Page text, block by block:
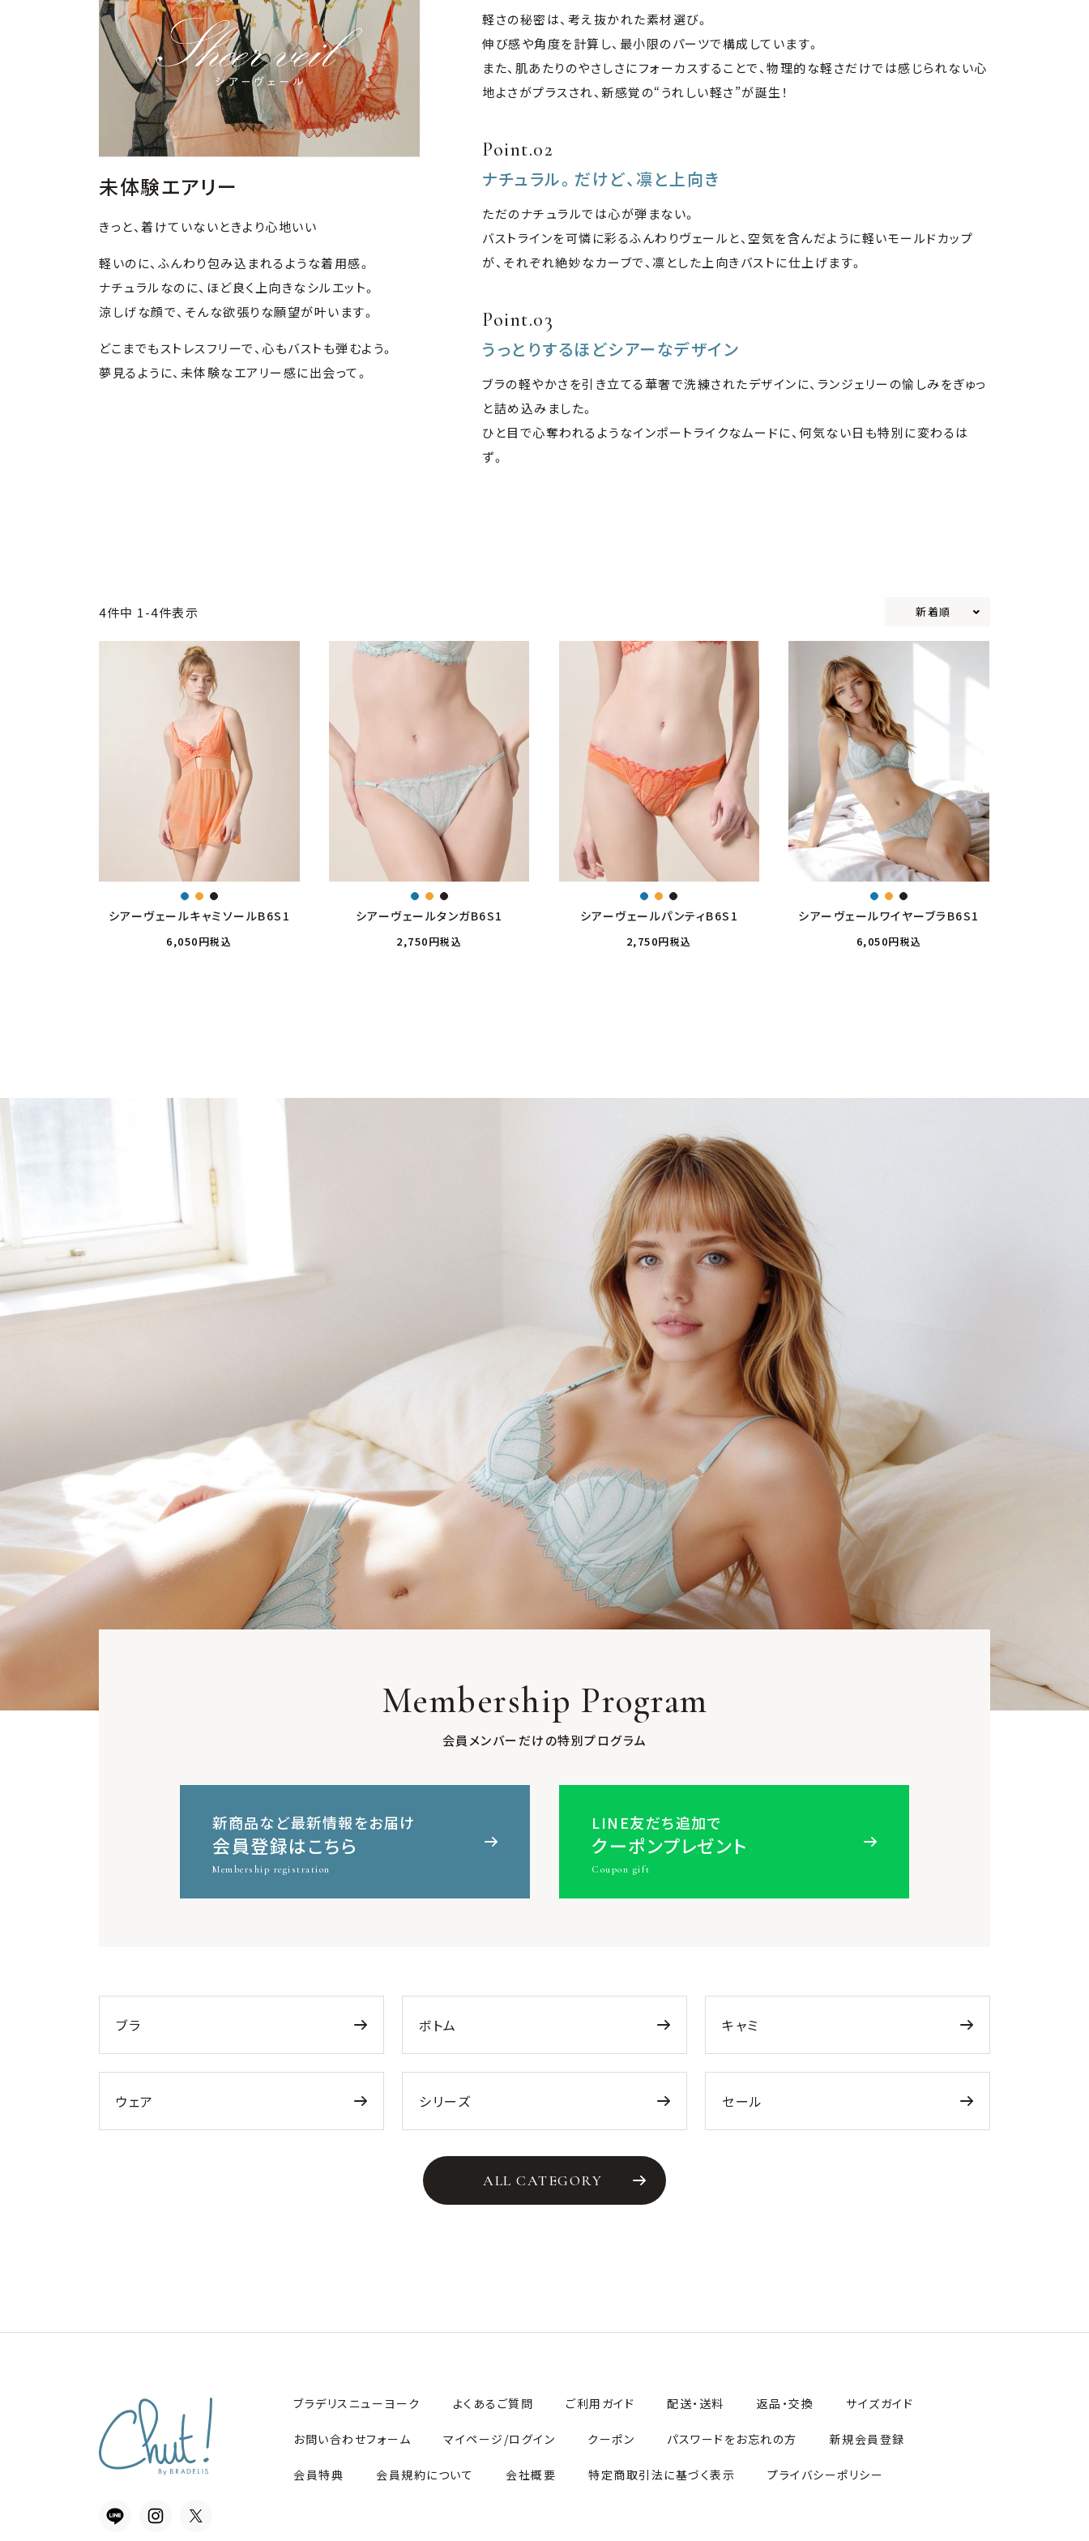
未体験エアリー
きっと、着けていないときより心地いい
軽いのに、ふんわり包み込まれるような着用感。
ナチュラルなのに、ほど良く上向きなシルエット。
涼しげな顔で、そんな欲張りな願望が叶います。
どこまでもストレスフリーで、心もバストも弾むよう。
夢見るように、未体験なエアリー感に出会って。
軽さの秘密は、考え抜かれた素材選び。
伸び感や角度を計算し、最小限のパーツで構成しています。
また、肌あたりのやさしさにフォーカスすることで、物理的な軽さだけでは感じられない心
地よさがプラスされ、新感覚の“うれしい軽さ”が誕生！
Point.02
ナチュラル。だけど、凛と上向き
ただのナチュラルでは心が弾まない。
バストラインを可憐に彩るふんわりヴェールと、空気を含んだように軽いモールドカップ
が、それぞれ絶妙なカーブで、凛とした上向きバストに仕上げます。
Point.03
うっとりするほどシアーなデザイン
ブラの軽やかさを引き立てる華奢で洗練されたデザインに、ランジェリーの愉しみをぎゅっ
と詰め込みました。
ひと目で心奪われるようなインポートライクなムードに、何気ない日も特別に変わるは
ず。
新着順
4件中 1 -4件表示
シアーヴェールキャミソールB6S1
6,050 税込
シアーヴェールタンガB6S1
2,750 税込
シアーヴェールパンティB6S1
2,750 税込
シアーヴェールワイヤーブラB6S1
6,050 税込
Membership Program
会員メンバーだけの特別プログラム
新商品など最新情報をお届け
会員登録はこちら
Membership registration
LINE友だち追加で
クーポンプレゼント
Coupon gift
ブラ ボトム キャミ
ウェア シリーズ セール
ALL CATEGORY
ブラデリスニューヨーク よくあるご質問 ご利用ガイド 配送・送料 返品・交換 サイズガイド
お問い合わせフォーム マイページ/ログイン クーポン パスワードをお忘れの方 新規会員登録
会員特典 会員規約について 会社概要 特定商取引法に基づく表示 プライバシーポリシー